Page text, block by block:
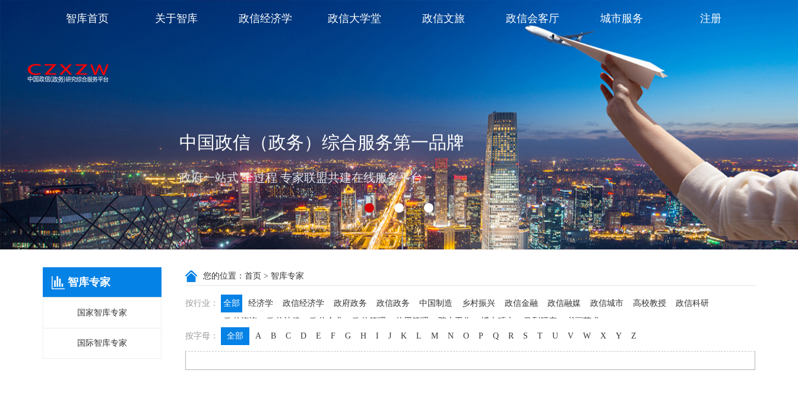
中国政信（政务）综合服务第一品牌
政府一站式 全过程 专家联盟共建在线服务平台
智库首页 关于智库 政信经济学 政信大学堂 政信文旅 政信会客厅 城市服务 注册
智库专家
国家智库专家
国际智库专家
您的位置： 首页 > 智库专家
按行业： 全部 经济学 政信经济学 政府政务 政信政务 中国制造 乡村振兴 政信金融 政信融媒 政信城市 高校教授
政信科研
政信咨询
政信法律 政信企业 政信管理 信用管理 院士工作 博士硕士 马列研究
书画艺术
按字母：
全部 A B C D E F G H I J K L M N O P Q R S T U V W X Y Z